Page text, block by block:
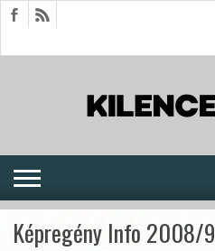
Képregény Info 2008/9